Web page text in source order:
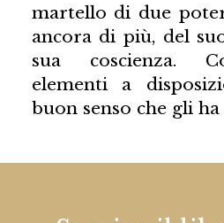
martello di due
ancora di più, del
sua coscienza.
elementi a
buon senso che gli